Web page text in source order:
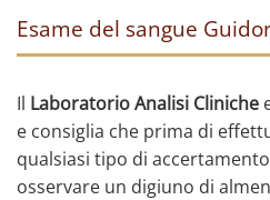
Esame del sangue
Il Laboratorio Analisi Cliniche
e consiglia che prima di
qualsiasi tipo di
osservare un digiuno di